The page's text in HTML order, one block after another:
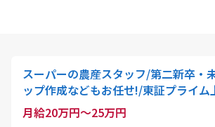
スーパーの農産スタッフ/第二新卒・
ップ作成などもお任せ!/東証プライム
月給20万円～25万円